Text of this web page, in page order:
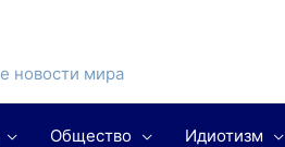
новости мира
Общество Идиотизм